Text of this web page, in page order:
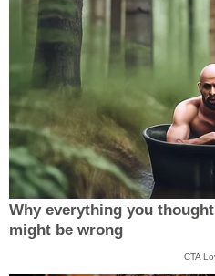
Why everything you
might be wrong
CTA